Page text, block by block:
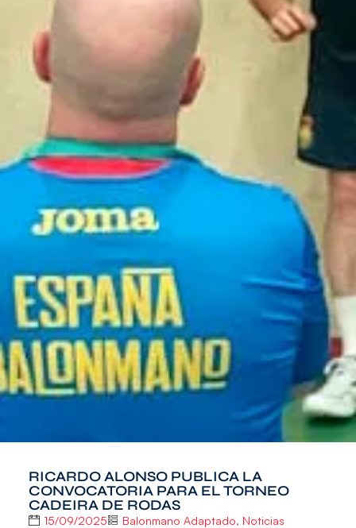
RICARDO ALONSO PUBLICA LA
CONVOCATORIA PARA EL TORNEO
CADEIRA DE RODAS
15/09/2025 Balonmano Adaptado, Noticias